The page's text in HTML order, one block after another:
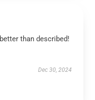
than described!
Dec 30, 2024